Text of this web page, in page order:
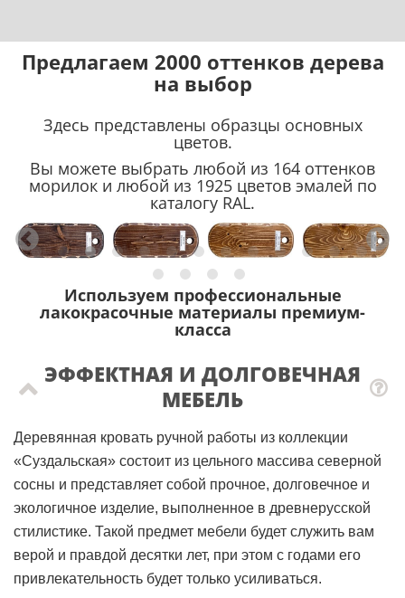
Предлагаем 2000 оттенков дерева
на выбор
Здесь представлены образцы основных
цветов.
Вы можете выбрать любой из 164 оттенков
морилок и любой из 1925 цветов эмалей по
каталогу RAL.
Используем профессиональные
лакокрасочные материалы премиум-
класса
ЭФФЕКТНАЯ И ДОЛГОВЕЧНАЯ
МЕБЕЛЬ
Деревянная кровать ручной работы из коллекции
«Суздальская» состоит из цельного массива северной
сосны и представляет собой прочное, долговечное и
экологичное изделие, выполненное в древнерусской
стилистике. Такой предмет мебели будет служить вам
верой и правдой десятки лет, при этом с годами его
привлекательность будет только усиливаться.